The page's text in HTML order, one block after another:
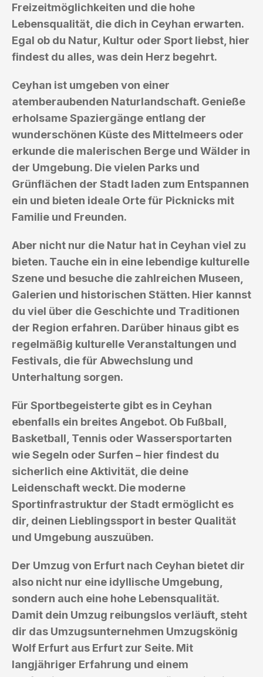
Freizeitmöglichkeiten und die hohe
Lebensqualität, die dich in Ceyhan erwarten.
Egal ob du Natur, Kultur oder Sport liebst, hier
findest du alles, was dein Herz begehrt.
Ceyhan ist umgeben von einer
atemberaubenden Naturlandschaft. Genieße
erholsame Spaziergänge entlang der
wunderschönen Küste des Mittelmeers oder
erkunde die malerischen Berge und Wälder in
der Umgebung. Die vielen Parks und
Grünflächen der Stadt laden zum Entspannen
ein und bieten ideale Orte für Picknicks mit
Familie und Freunden.
Aber nicht nur die Natur hat in Ceyhan viel zu
bieten. Tauche ein in eine lebendige kulturelle
Szene und besuche die zahlreichen Museen,
Galerien und historischen Stätten. Hier kannst
du viel über die Geschichte und Traditionen
der Region erfahren. Darüber hinaus gibt es
regelmäßig kulturelle Veranstaltungen und
Festivals, die für Abwechslung und
Unterhaltung sorgen.
Für Sportbegeisterte gibt es in Ceyhan
ebenfalls ein breites Angebot. Ob Fußball,
Basketball, Tennis oder Wassersportarten
wie Segeln oder Surfen – hier findest du
sicherlich eine Aktivität, die deine
Leidenschaft weckt. Die moderne
Sportinfrastruktur der Stadt ermöglicht es
dir, deinen Lieblingssport in bester Qualität
und Umgebung auszuüben.
Der Umzug von Erfurt nach Ceyhan bietet dir
also nicht nur eine idyllische Umgebung,
sondern auch eine hohe Lebensqualität.
Damit dein Umzug reibungslos verläuft, steht
dir das Umzugsunternehmen Umzugskönig
Wolf Erfurt aus Erfurt zur Seite. Mit
langjähriger Erfahrung und einem